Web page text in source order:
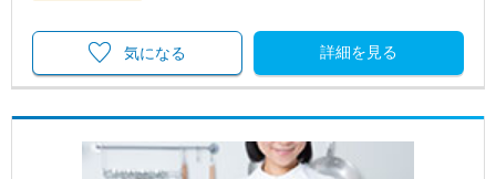
詳細を見る
気になる